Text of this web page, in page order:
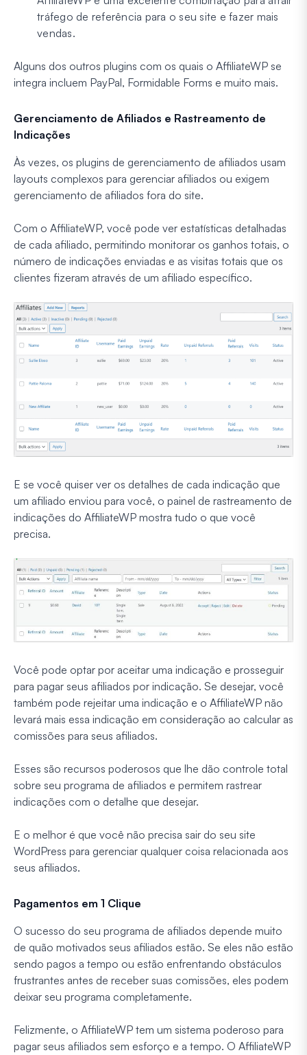
tráfego de referência para o seu site e fazer mais
vendas.
Alguns dos outros plugins com os quais o AffiliateWP se
integra incluem PayPal, Formidable Forms e muito mais.
Gerenciamento de Afiliados e Rastreamento de
Indicações
Às vezes, os plugins de gerenciamento de afiliados usam
layouts complexos para gerenciar afiliados ou exigem
gerenciamento de afiliados fora do site.
Com o AffiliateWP, você pode ver estatísticas detalhadas
de cada afiliado, permitindo monitorar os ganhos totais, o
número de indicações enviadas e as visitas totais que os
clientes fizeram através de um afiliado específico.
E se você quiser ver os detalhes de cada indicação que
um afiliado enviou para você, o painel de rastreamento de
indicações do AffiliateWP mostra tudo o que você
precisa.
Você pode optar por aceitar uma indicação e prosseguir
para pagar seus afiliados por indicação. Se desejar, você
também pode rejeitar uma indicação e o AffiliateWP não
levará mais essa indicação em consideração ao calcular as
comissões para seus afiliados.
Esses são recursos poderosos que lhe dão controle total
sobre seu programa de afiliados e permitem rastrear
indicações com o detalhe que desejar.
E o melhor é que você não precisa sair do seu site
WordPress para gerenciar qualquer coisa relacionada aos
seus afiliados.
Pagamentos em 1 Clique
O sucesso do seu programa de afiliados depende muito
de quão motivados seus afiliados estão. Se eles não estão
sendo pagos a tempo ou estão enfrentando obstáculos
frustrantes antes de receber suas comissões, eles podem
deixar seu programa completamente.
Felizmente, o AffiliateWP tem um sistema poderoso para
pagar seus afiliados sem esforço e a tempo. O AffiliateWP